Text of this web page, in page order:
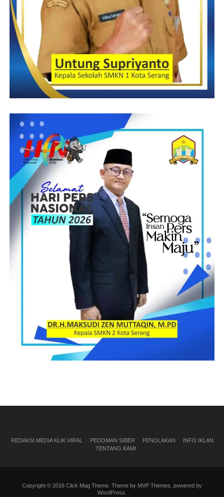
REDAKSI MEDIA KLIK VIRAL PEDOMAN SIBER PENOLAKAN
INFO IKLAN
TENTANG KAMI
Copyright © 2016 Click Mag Theme. Theme by MVP Themes, powered by
WordPress.